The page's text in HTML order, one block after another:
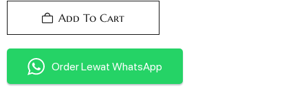
Add To Cart
Order Lewat WhatsApp